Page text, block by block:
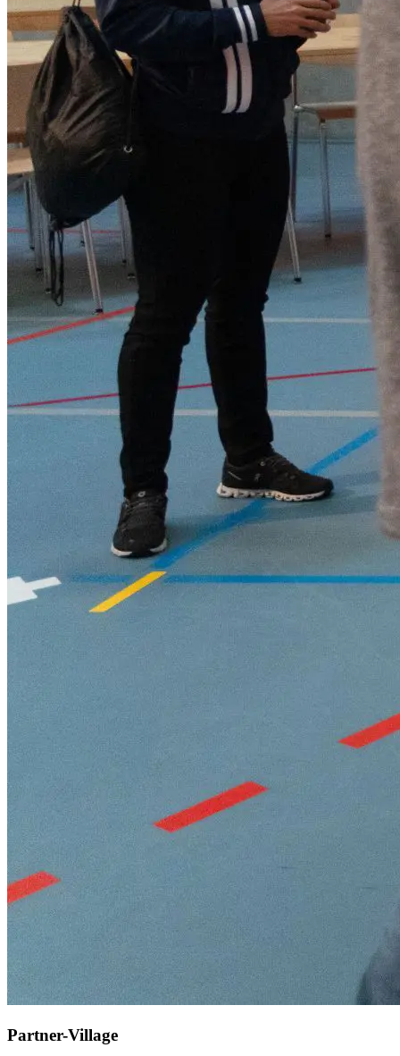
Partner-Village